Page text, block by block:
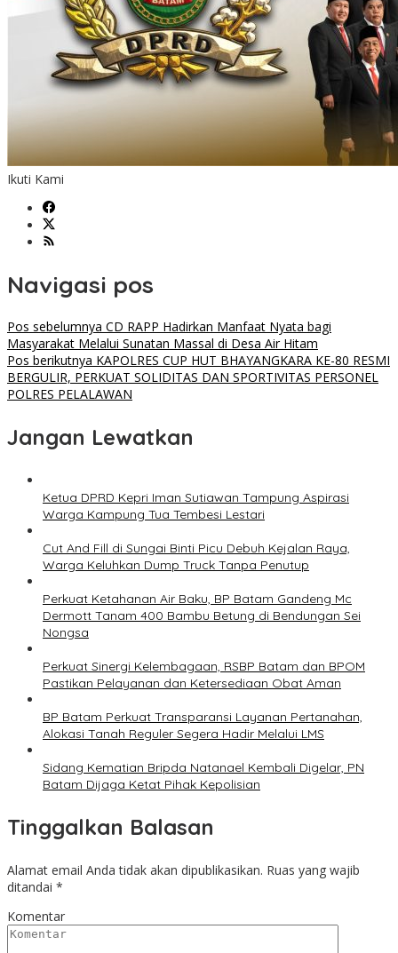
Ikuti Kami
Navigasi pos
Pos sebelumnya CD RAPP Hadirkan Manfaat Nyata bagi
Masyarakat Melalui Sunatan Massal di Desa Air Hitam
Pos berikutnya KAPOLRES CUP HUT BHAYANGKARA KE-80 RESMI
BERGULIR, PERKUAT SOLIDITAS DAN SPORTIVITAS PERSONEL
POLRES PELALAWAN
Jangan Lewatkan
Ketua DPRD Kepri Iman Sutiawan Tampung Aspirasi
Warga Kampung Tua Tembesi Lestari
Cut And Fill di Sungai Binti Picu Debuh Kejalan Raya,
Warga Keluhkan Dump Truck Tanpa Penutup
Perkuat Ketahanan Air Baku, BP Batam Gandeng Mc
Dermott Tanam 400 Bambu Betung di Bendungan Sei
Nongsa
Perkuat Sinergi Kelembagaan, RSBP Batam dan BPOM
Pastikan Pelayanan dan Ketersediaan Obat Aman
BP Batam Perkuat Transparansi Layanan Pertanahan,
Alokasi Tanah Reguler Segera Hadir Melalui LMS
Sidang Kematian Bripda Natanael Kembali Digelar, PN
Batam Dijaga Ketat Pihak Kepolisian
Tinggalkan Balasan
Alamat email Anda tidak akan dipublikasikan. Ruas yang wajib
ditandai *
Komentar